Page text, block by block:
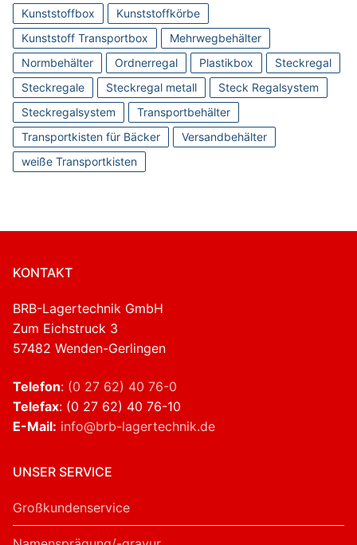
Kunststoffbox
Kunststoffkörbe
Kunststoff Transportbox
Mehrwegbehälter
Normbehälter
Ordnerregal Plastikbox
Steckregal
Steckregale
Steckregal metall
Steck Regalsystem
Steckregalsystem
Transportbehälter
Transportkisten für Bäcker
Versandbehälter
weiße Transportkisten
KONTAKT
BRB-Lagertechnik GmbH
Zum Eichstruck 3
57482 Wenden-Gerlingen
Telefon: (0 27 62) 40 76-0
Telefax: (0 27 62) 40 76-10
E-Mail: info@brb-lagertechnik.de
UNSER SERVICE
Großkundenservice